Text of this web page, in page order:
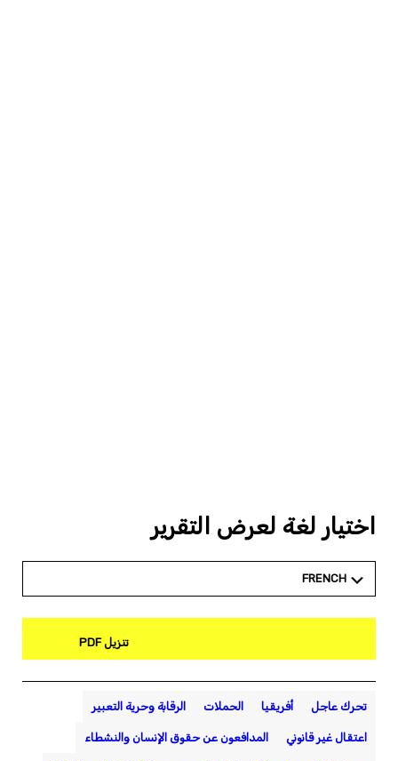
اختيار لغة لعرض التقرير
FRENCH
تنزيل PDF
تحرك عاجل أفريقيا الحملات الرقابة وحرية التعبير
اعتقال غير قانوني المدافعون عن حقوق الإنسان والنشطاء